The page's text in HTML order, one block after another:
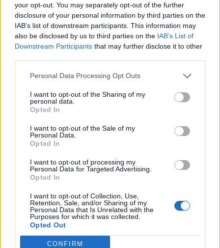
your opt-out. You may separately opt-out of the further
disclosure of your personal information by third parties on the
IAB’s list of downstream participants. This information may
also be disclosed by us to third parties on the IAB’s List of
Downstream Participants that may further disclose it to other
Personal Data Processing Opt Outs
I want to opt-out of the Sharing of my
personal data.
Opted In
I want to opt-out of the Sale of my
Personal Data.
Opted In
I want to opt-out of processing my
Personal Data for Targeted Advertising.
Opted In
I want to opt-out of Collection, Use,
Retention, Sale, and/or Sharing of my
Personal Data that Is Unrelated with the
Purposes for which it was collected.
Opted Out
CONFIRM
Resterend oefenprogramma Ajax: waar zijn de
duels te zien
Ajax groeit onder Míchel, maar transfermarkt
geschiedenis
de basis bij FC Barcelona
Ouazane met Lionel Messi
ruime zege op Vojvodina
Dusan Tadic kijkt met bijzondere gevoelens naar